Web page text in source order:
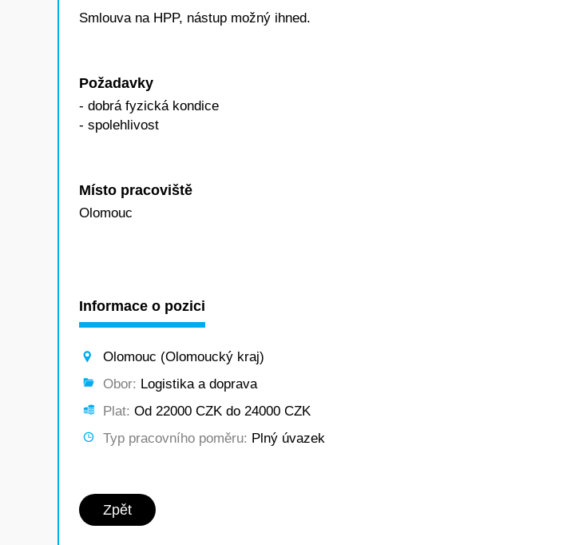
Smlouva na HPP, nástup možný ihned.
Požadavky
- dobrá fyzická kondice
- spolehlivost
Místo pracoviště
Olomouc
Informace o pozici
Olomouc (Olomoucký kraj)
Obor: Logistika a doprava
Plat: Od 22000 CZK do 24000 CZK
Typ pracovního poměru: Plný úvazek
Zpět